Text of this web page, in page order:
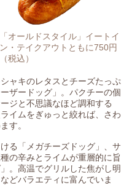
「オールドスタイル」イートイ
ン・テイクアウトともに750円
（税込）
ャキのレタスとチーズたっぷ
ザードッグ」。パクチーの個
ジと不思議なほど調和する
イムをぎゅっと絞れば、さわ
す。
る「メガチーズドッグ」、サ
の辛みとライムが重層的に旨
。高温でグリルした焦がし明
どバラエティに富んでいま